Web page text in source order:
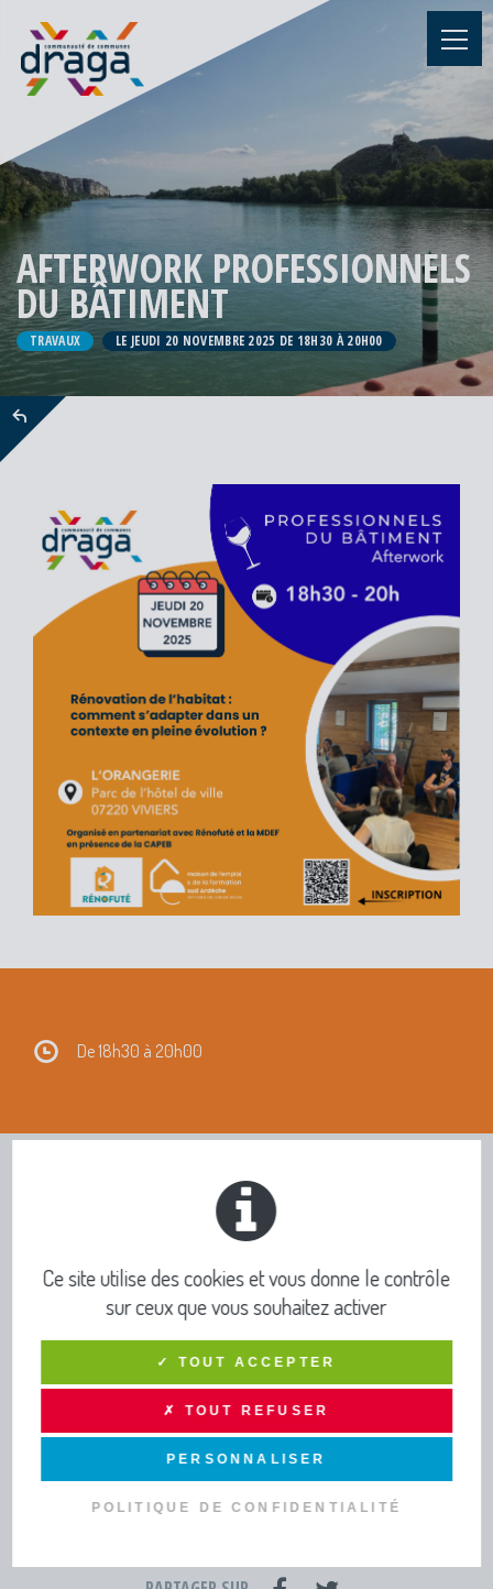
AFTERWORK PROFESSIONNELS
DU BÂTIMENT
TRAVAUX LE JEUDI 20 NOVEMBRE 2025 DE 18H30 À 20H00
De 18h30 à 20h00
INFOS PRATIQUES ET
PUBLICATIONS
TOUTE L’INFO DRAGA
Agenda
Concert musiques actuelles - Viviers
Ce site utilise des cookies et vous donne le contrôle
sur ceux que vous souhaitez activer
✓ TOUT ACCEPTER
✗ TOUT REFUSER
PERSONNALISER
POLITIQUE DE CONFIDENTIALITÉ